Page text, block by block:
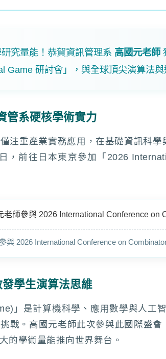
究量能！恭賀資訊管理系 高國元老師
Game 研討會」，與全球頂尖演算法
管系硬核學術實力
注重產業實務應用，在基礎資訊科
，前往日本東京參加「2026
2026 International Conference on
學生演算法思維
」是計算機科學、應用數學與人工
戰。高國元老師此次參與此國際盛
的學術量能推向世界舞台。